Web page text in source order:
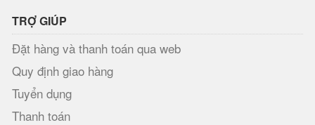
TRỢ GIÚP
Đặt hàng và thanh toán qua web
Quy định giao hàng
Tuyển dụng
Thanh toán